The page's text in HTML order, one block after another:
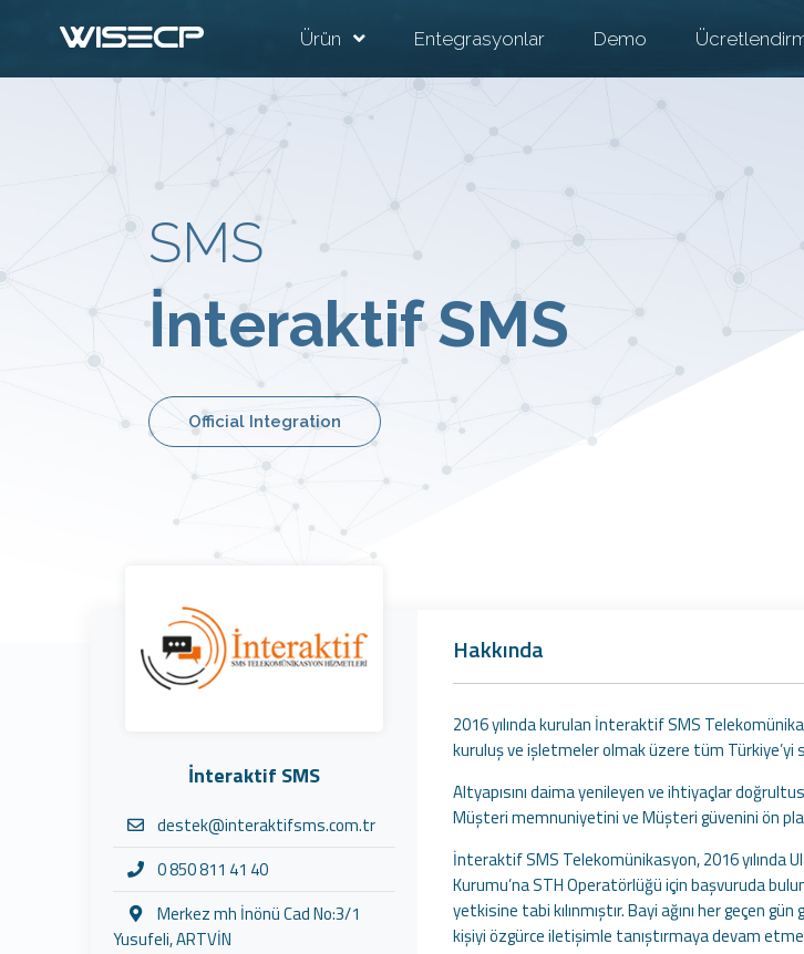
Ürün Entegrasyonlar Demo
SMS
İnteraktif SMS
Official Integration
İnteraktif SMS
destek@interaktifsms.com.tr
0 850 811 41 40
Merkez mh İnönü Cad No:3/1
Yusufeli, ARTVİN
Hakkında
2016 yılında kurulan İnteraktif SMS
kuruluş ve işletmeler olmak üzere tüm Türkiye’yi
Altyapısını daima yenileyen ve ihtiyaçlar
Müşteri memnuniyetini ve Müşteri güvenini ön
İnteraktif SMS Telekomünikasyon, 2016 yılında
Kurumu’na STH Operatörlüğü için başvuruda
yetkisine tabi kılınmıştır. Bayi ağını her geçen
kişiyi özgürce iletişimle tanıştırmaya devam